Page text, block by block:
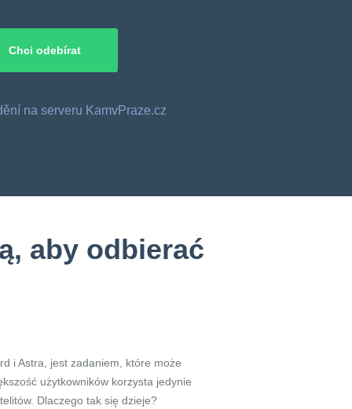
na serveru KamvPraze.cz
aby odbierać
i Astra, jest zadaniem, które może
użytkowników korzysta jedynie
Dlaczego tak się dzieje?